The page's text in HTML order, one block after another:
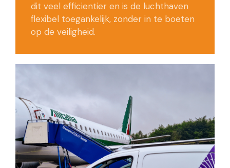
dit veel efficientier en is de luchthaven
flexibel toegankelijk, zonder in te boeten
op de veiligheid.